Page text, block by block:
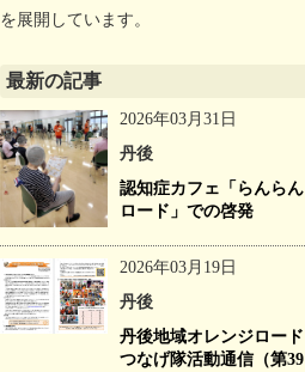
を展開しています。
最新の記事
2026年03月31日
丹後
認知症カフェ「らんらん
ロード」での啓発
2026年03月19日
丹後
丹後地域オレンジロード
つなげ隊活動通信（第39